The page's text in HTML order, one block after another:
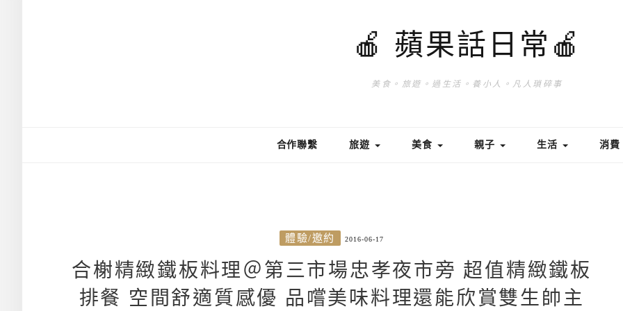
🍎 蘋果話日常🍎
美食。旅遊。過生活。養小人。凡人瑣碎事
合作聯繫 旅遊 美食 親子 生活 消費
體驗/邀約 2016-06-17
合榭精緻鐵板料理＠第三市場忠孝夜市旁 超值精緻鐵板
排餐 空間舒適質感優 品嚐美味料理還能欣賞雙生帥主